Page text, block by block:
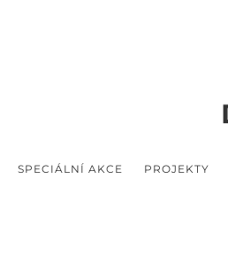
SPECIÁLNÍ AKCE PROJEKTY